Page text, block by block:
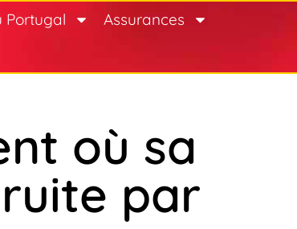
Portugal
Assurances
où sa
par